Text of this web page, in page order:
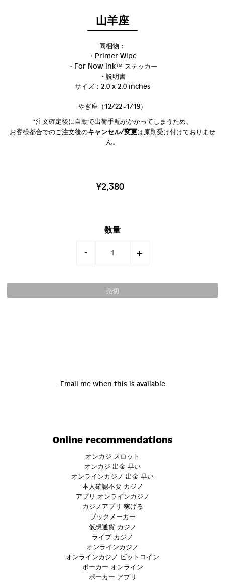
山羊座
同梱物：
・Primer Wipe
・For Now Ink ™ ステッカー
・説明書
サイズ：2.0 x 2.0 inches
やぎ座（12/22~1/19）
*注文確定後に自動で出荷手配がかかってしまうため、
お客様都合でのご注文後のキャンセル/変更は原則受け付けておりませ
ん。
¥2,380
数量
- +
Email me when this is available
Online recommendations
オンカジ スロット
オンカジ 出金 早い
オンラインカジノ 出金 早い
本人確認不要 カジノ
アプリ オンラインカジノ
カジノアプリ 稼げる
ブックメーカー
仮想通貨 カジノ
ライブ カジノ
オンラインカジノ
オンラインカジノ ビットコイン
ポーカー オンライン
ポーカー アプリ